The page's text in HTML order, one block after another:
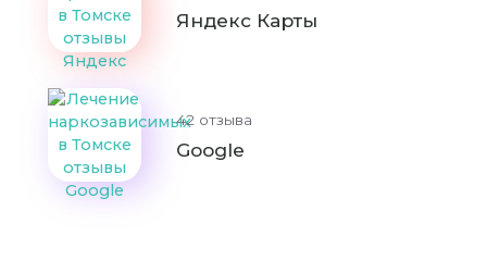
Яндекс Карты
42 отзыва
Google